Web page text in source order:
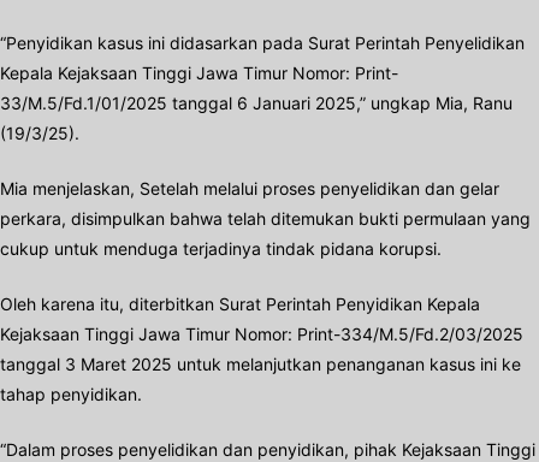
“Penyidikan kasus ini didasarkan pada Surat Perintah Penyelidikan
Kepala Kejaksaan Tinggi Jawa Timur Nomor: Print-
33/M.5/Fd.1/01/2025 tanggal 6 Januari 2025,” ungkap Mia, Ranu
(19/3/25).
Mia menjelaskan, Setelah melalui proses penyelidikan dan gelar
perkara, disimpulkan bahwa telah ditemukan bukti permulaan yang
cukup untuk menduga terjadinya tindak pidana korupsi.
Oleh karena itu, diterbitkan Surat Perintah Penyidikan Kepala
Kejaksaan Tinggi Jawa Timur Nomor: Print-334/M.5/Fd.2/03/2025
tanggal 3 Maret 2025 untuk melanjutkan penanganan kasus ini ke
tahap penyidikan.
“Dalam proses penyelidikan dan penyidikan, pihak Kejaksaan Tinggi